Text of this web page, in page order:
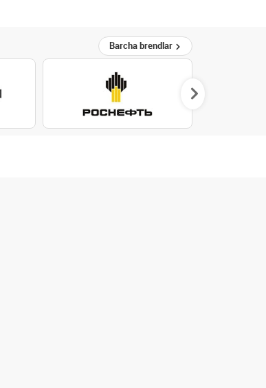
Barcha brendlar